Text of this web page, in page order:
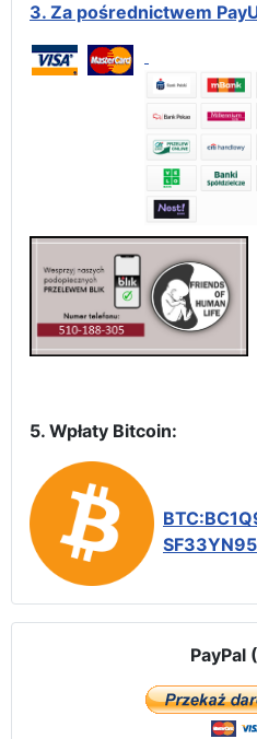
3. Za pośrednictwem
5. Wpłaty Bitcoin:
PayPal